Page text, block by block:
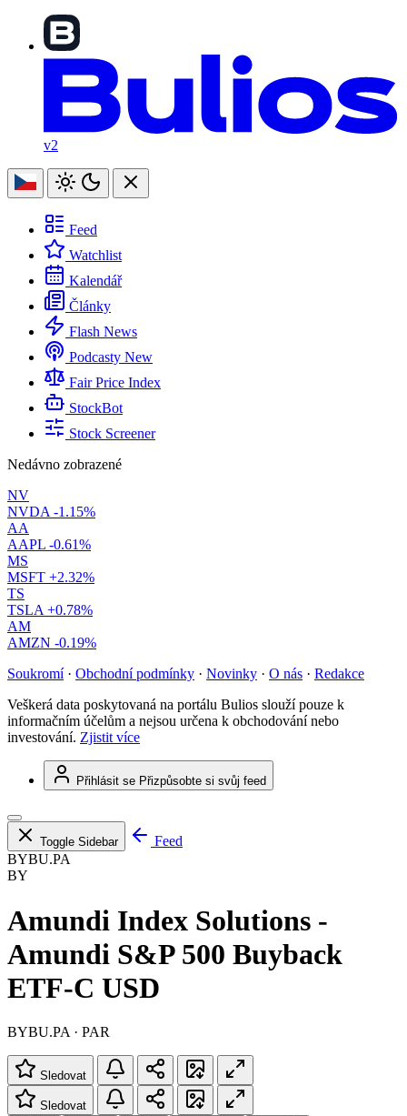
v2
Feed
Watchlist
Kalendář
Články
Flash News
Podcasty New
Fair Price Index
StockBot
Stock Screener
Nedávno zobrazené
NV
NVDA -1.15%
AA
AAPL -0.61%
MS
MSFT +2.32%
TS
TSLA +0.78%
AM
AMZN -0.19%
Soukromí · Obchodní podmínky · Novinky · O nás · Redakce
Veškerá data poskytovaná na portálu Bulios slouží pouze k
informačním účelům a nejsou určena k obchodování nebo
investování. Zjistit více
Přihlásit se Přizpůsobte si svůj feed
Toggle Sidebar
Feed
BYBU.PA
BY
Amundi Index Solutions -
Amundi S&P 500 Buyback
ETF-C USD
BYBU.PA · PAR
Sledovat
Sledovat